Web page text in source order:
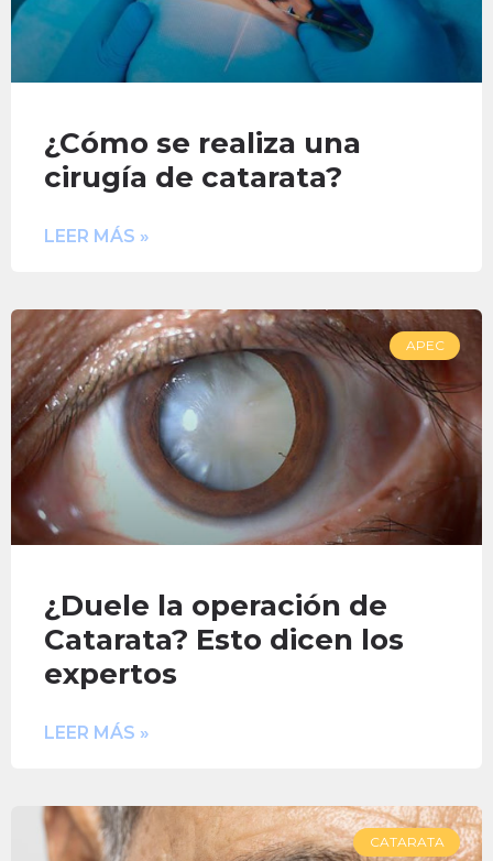
¿Cómo se realiza una
cirugía de catarata?
LEER MÁS »
APEC
¿Duele la operación de
Catarata? Esto dicen los
expertos
LEER MÁS »
CATARATA